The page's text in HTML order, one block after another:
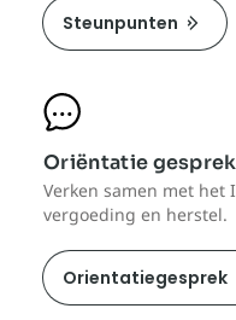
Steunpunten
Oriëntatie
Verken samen met het
vergoeding en herstel.
Orientatiegesprek